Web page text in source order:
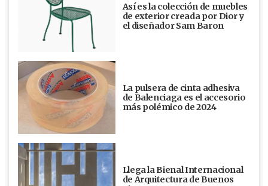
Así es la colección de muebles
de exterior creada por Dior y
el diseñador Sam Baron
La pulsera de cinta adhesiva
de Balenciaga es el accesorio
más polémico de 2024
Llega la Bienal Internacional
de Arquitectura de Buenos